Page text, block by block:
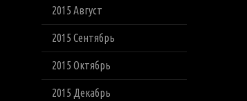
2015 Август
2015 Сентябрь
2015 Октябрь
2015 Декабрь